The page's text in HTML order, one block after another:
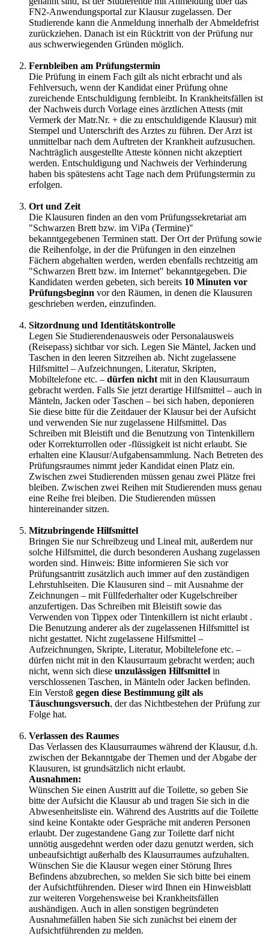
FN2-Anwendungsportal zur Klausur zugelassen. Der
Studierende kann die Anmeldung innerhalb der Abmeldefrist
zurückziehen. Danach ist ein Rücktritt von der Prüfung nur
aus schwerwiegenden Gründen möglich.
Fernbleiben am Prüfungstermin
Die Prüfung in einem Fach gilt als nicht erbracht und als
Fehlversuch, wenn der Kandidat einer Prüfung ohne
zureichende Entschuldigung fernbleibt. In Krankheitsfällen ist
der Nachweis durch Vorlage eines ärztlichen Attests (mit
Vermerk der Matr.Nr. + die zu entschuldigende Klausur) mit
Stempel und Unterschrift des Arztes zu führen. Der Arzt ist
unmittelbar nach dem Auftreten der Krankheit aufzusuchen.
Nachträglich ausgestellte Atteste können nicht akzeptiert
werden. Entschuldigung und Nachweis der Verhinderung
haben bis spätestens acht Tage nach dem Prüfungstermin zu
erfolgen.
Ort und Zeit
Die Klausuren finden an den vom Prüfungssekretariat am
"Schwarzen Brett bzw. im ViPa (Termine)"
bekanntgegebenen Terminen statt. Der Ort der Prüfung sowie
die Reihenfolge, in der die Prüfungen in den einzelnen
Fächern abgehalten werden, werden ebenfalls rechtzeitig am
"Schwarzen Brett bzw. im Internet" bekanntgegeben. Die
Kandidaten werden gebeten, sich bereits 10 Minuten vor
Prüfungsbeginn vor den Räumen, in denen die Klausuren
geschrieben werden, einzufinden.
Sitzordnung und Identitätskontrolle
Legen Sie Studierendenausweis oder Personalausweis
(Reisepass) sichtbar vor sich. Legen Sie Mäntel, Jacken und
Taschen in den leeren Sitzreihen ab. Nicht zugelassene
Hilfsmittel – Aufzeichnungen, Literatur, Skripten,
Mobiltelefone etc. – dürfen nicht mit in den Klausurraum
gebracht werden. Falls Sie jetzt derartige Hilfsmittel – auch in
Mänteln, Jacken oder Taschen – bei sich haben, deponieren
Sie diese bitte für die Zeitdauer der Klausur bei der Aufsicht
und verwenden Sie nur zugelassene Hilfsmittel. Das
Schreiben mit Bleistift und die Benutzung von Tintenkillern
oder Korrekturrollen oder -flüssigkeit ist nicht erlaubt. Sie
erhalten eine Klausur/Aufgabensammlung. Nach Betreten des
Prüfungsraumes nimmt jeder Kandidat einen Platz ein.
Zwischen zwei Studierenden müssen genau zwei Plätze frei
bleiben. Zwischen zwei Reihen mit Studierenden muss genau
eine Reihe frei bleiben. Die Studierenden müssen
hintereinander sitzen.
Mitzubringende Hilfsmittel
Bringen Sie nur Schreibzeug und Lineal mit, außerdem nur
solche Hilfsmittel, die durch besonderen Aushang zugelassen
worden sind. Hinweis: Bitte informieren Sie sich vor
Prüfungsantritt zusätzlich auch immer auf den zuständigen
Lehrstuhlseiten. Die Klausuren sind – mit Ausnahme der
Zeichnungen – mit Füllfederhalter oder Kugelschreiber
anzufertigen. Das Schreiben mit Bleistift sowie das
Verwenden von Tippex oder Tintenkillern ist nicht erlaubt .
Die Benutzung anderer als der zugelassenen Hilfsmittel ist
nicht gestattet. Nicht zugelassene Hilfsmittel –
Aufzeichnungen, Skripte, Literatur, Mobiltelefone etc. –
dürfen nicht mit in den Klausurraum gebracht werden; auch
nicht, wenn sich diese unzulässigen Hilfsmittel in
verschlossenen Taschen, in Mänteln oder Jacken befinden.
Ein Verstoß gegen diese Bestimmung gilt als
Täuschungsversuch, der das Nichtbestehen der Prüfung zur
Folge hat.
Verlassen des Raumes
Das Verlassen des Klausurraumes während der Klausur, d.h.
zwischen der Bekanntgabe der Themen und der Abgabe der
Klausuren, ist grundsätzlich nicht erlaubt.
Ausnahmen:
Wünschen Sie einen Austritt auf die Toilette, so geben Sie
bitte der Aufsicht die Klausur ab und tragen Sie sich in die
Abwesenheitsliste ein. Während des Austritts auf die Toilette
sind keine Kontakte oder Gespräche mit anderen Personen
erlaubt. Der zugestandene Gang zur Toilette darf nicht
unnötig ausgedehnt werden oder dazu genutzt werden, sich
unbeaufsichtigt außerhalb des Klausurraumes aufzuhalten.
Wünschen Sie die Klausur wegen einer Störung Ihres
Befindens abzubrechen, so melden Sie sich bitte bei einem
der Aufsichtführenden. Dieser wird Ihnen ein Hinweisblatt
zur weiteren Vorgehensweise bei Krankheitsfällen
aushändigen. Auch in allen sonstigen begründeten
Ausnahmefällen haben Sie sich zunächst bei einem der
Aufsichtführenden zu melden.